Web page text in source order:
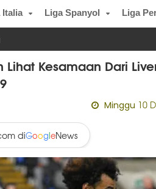
Italia Liga Spanyol Liga
Kesamaan Dari
Minggu 10
diGoogleNews